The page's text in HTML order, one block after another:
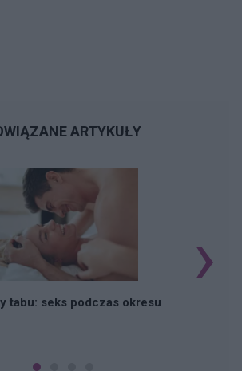
ARTYKUŁY
tabu: seks podczas okresu
›